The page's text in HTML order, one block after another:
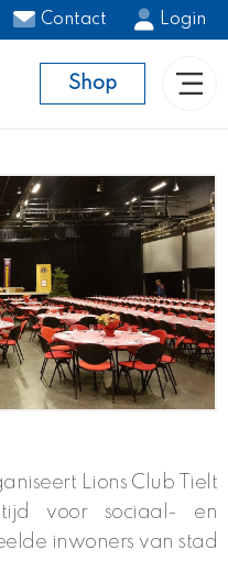
Contact Login
Shop
Lions Club Tielt
voor sociaal- en
inwoners van stad